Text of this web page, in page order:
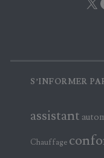
S’INFORMER
assistant
Chauffage